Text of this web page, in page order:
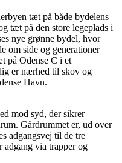
tæt på både bydelens
tæt på den store legeplads i
nye grønne bydel, hvor
om side og generationer
på Odense C i et
er nærhed til skov og
Havn.
mod syd, der sikrer
Gårdrummet er, ud over
adgangsvej til de tre
adgang via trapper og